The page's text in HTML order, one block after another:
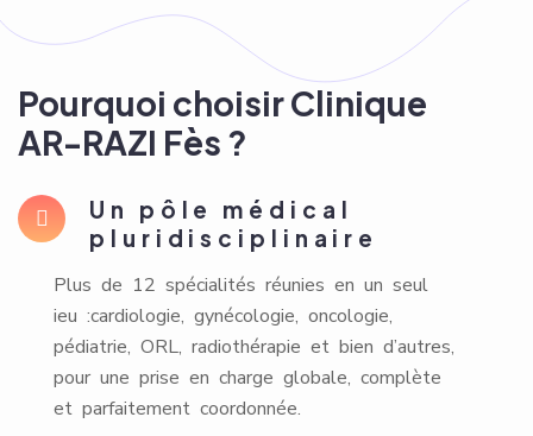
Pourquoi choisir Clinique
AR-RAZI Fès ?
Un pôle médical
pluridisciplinaire
Plus de 12 spécialités réunies en un seul
ieu :cardiologie, gynécologie, oncologie,
pédiatrie, ORL, radiothérapie et bien d’autres,
pour une prise en charge globale, complète
et parfaitement coordonnée.